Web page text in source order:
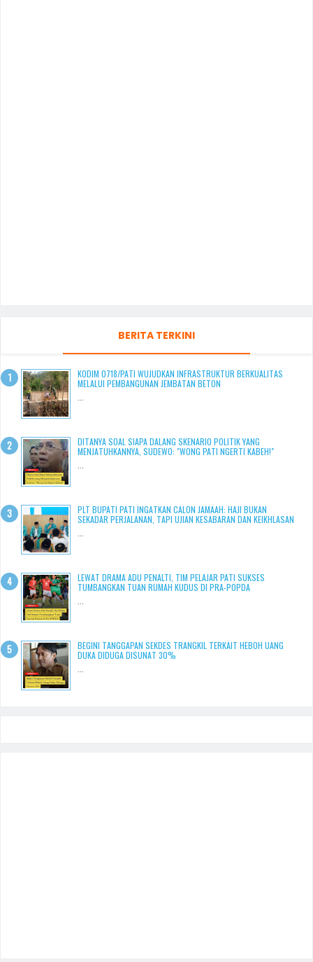
BERITA TERKINI
KODIM 0718/PATI WUJUDKAN INFRASTRUKTUR BERKUALITAS
MELALUI PEMBANGUNAN JEMBATAN BETON
DITANYA SOAL SIAPA DALANG SKENARIO POLITIK YANG
MENJATUHKANNYA, SUDEWO: "WONG PATI NGERTI KABEH!"
PLT BUPATI PATI INGATKAN CALON JAMAAH: HAJI BUKAN
SEKADAR PERJALANAN, TAPI UJIAN KESABARAN DAN KEIKHLASAN
LEWAT DRAMA ADU PENALTI, TIM PELAJAR PATI SUKSES
TUMBANGKAN TUAN RUMAH KUDUS DI PRA-POPDA
BEGINI TANGGAPAN SEKDES TRANGKIL TERKAIT HEBOH UANG
DUKA DIDUGA DISUNAT 30%